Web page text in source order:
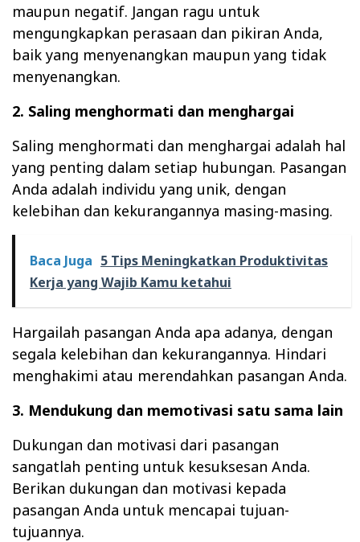
maupun negatif. Jangan ragu untuk
mengungkapkan perasaan dan pikiran Anda,
baik yang menyenangkan maupun yang tidak
menyenangkan.
2. Saling menghormati dan menghargai
Saling menghormati dan menghargai adalah hal
yang penting dalam setiap hubungan. Pasangan
Anda adalah individu yang unik, dengan
kelebihan dan kekurangannya masing-masing.
Baca Juga 5 Tips Meningkatkan Produktivitas
Kerja yang Wajib Kamu ketahui
Hargailah pasangan Anda apa adanya, dengan
segala kelebihan dan kekurangannya. Hindari
menghakimi atau merendahkan pasangan Anda.
3. Mendukung dan memotivasi satu sama lain
Dukungan dan motivasi dari pasangan
sangatlah penting untuk kesuksesan Anda.
Berikan dukungan dan motivasi kepada
pasangan Anda untuk mencapai tujuan-
tujuannya.